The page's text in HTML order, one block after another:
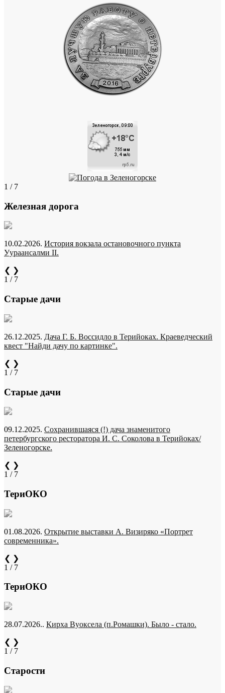
1 / 7
Железная дорога
10.02.2026. История вокзала остановочного пункта
Уураансалми II.
❮ ❯
1 / 7
Старые дачи
26.12.2025. Дача Г. Б. Воссидло в Терийоках. Краеведческий
квест "Найди дачу по картинке".
❮ ❯
1 / 7
Старые дачи
09.12.2025. Сохранившаяся (!) дача знаменитого
петербургского ресторатора И. С. Соколова в Терийоках/
Зеленогорске.
❮ ❯
1 / 7
ТериОКО
01.08.2026. Открытие выставки А. Визиряко «Портрет
современника».
❮ ❯
1 / 7
ТериОКО
28.07.2026.. Кирха Вуоксела (п.Ромашки). Было - стало.
❮ ❯
1 / 7
Старости